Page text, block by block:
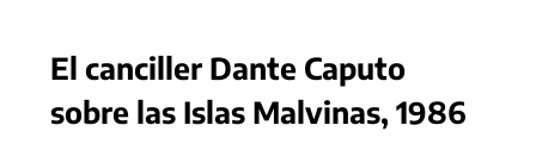
El canciller Dante Caputo
sobre las Islas Malvinas, 1986